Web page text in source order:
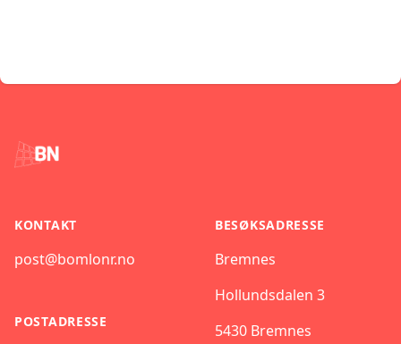
KONTAKT
post@bomlonr.no
POSTADRESSE
BESØKSADRESSE
Bremnes
Hollundsdalen 3
5430 Bremnes